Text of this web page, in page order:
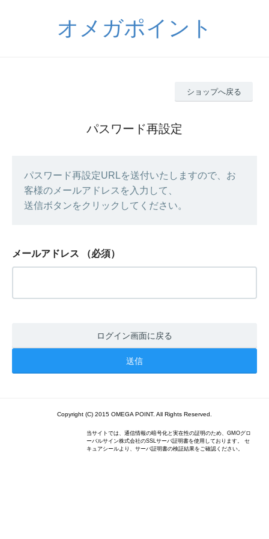
オメガポイント
ショップへ戻る
パスワード再設定
パスワード再設定URLを送付いたしますので、お
客様のメールアドレスを入力して、
送信ボタンをクリックしてください。
メールアドレス （必須）
ログイン画面に戻る
Copyright (C) 2015 OMEGA POINT. All Rights Reserved.
当サイトでは、通信情報の暗号化と実在性の証明のため、GMOグロ
ーバルサイン株式会社のSSLサーバ証明書を使用しております。 セ
キュアシールより、サーバ証明書の検証結果をご確認ください。